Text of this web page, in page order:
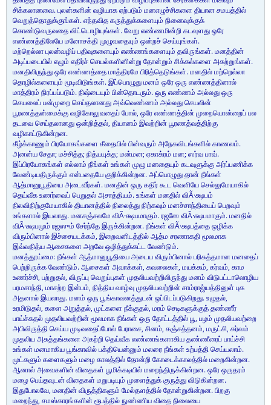
சிக்கலானவை. புலன்களின் வழியாக ஏற்படும் மனஎழுச்சிகளை தியான சமயத்தில்
வெறுத்தொதுக்குங்கள். எந்தவித கருத்துக்களையும் நினைவுக்குக்
கொண்டுவருவதை விட்டொழியுங்கள். வேறு எண்ணமின்றி கடவுளது ஒரே
எண்ணத்திலேயே மனோசக்தி முழுவதையும் ஒன்றச் செய்யுங்கள்.
மற்றெல்லா புலன்வழிப் பதிவுகளையும் எண்ணங்களையும் தவிருங்கள். மனத்தின்
அடிப்படையில் எழும் எதிர்ச் செயல்களினின்று தோன்றும் சிக்கல்களை அகற்றுங்கள்.
மனதிலிருந்து ஒரே எண்ணத்தை மாத்திரமே பிரித்தெடுங்கள். மனதில் மற்றெல்லா
தொழில்களையும் மூடிவிடுங்கள். இப்பொழுது மனம் ஒரே ஒரு எண்ணத்தினால்
மாத்திரம் நிரப்பப்படும். நிஷ்டையும் பின்தொடரும். ஒரு எண்ணம் அல்லது ஒரு
செயலைப் பன்முறை செய்தலானது அவ்வெண்ணம் அல்லது செயலின்
பூரணத்தன்மைக்கு வழிகோலுவதைப் போல், ஒரே எண்ணத்தின் முறையொன்றைப் பல
தடவை செய்தலானது ஒன்றித்தல், தியானம் இவற்றின் பூரணத்வத்திற்கு
வழிகாட்டுகின்றன.
கீழ்க்காணும் பிரயோகங்களை கீதையில் பின்வரும் அநேகவிடங்களில் காணலம்.
அனன்ய சேதா; மச்சித்த; நித்யயுக்த; மன்மன; ஏகாக்ரம் மன; ஸர்வ பாவ்.
இப்பிரயோகங்கள் எல்லாம் நீங்கள் உங்கள் முழு மனதையும் கடவுளுக்கு அர்ப்பணிக்க
வேண்டியதிருக்கும் என்பதையே குறிக்கின்றன. அப்பொழுது தான் நீங்கள்
ஆத்மானுபூதியை அடைவீர்கள். மனதின் ஒரு கதிர் கூட வெளியே செல்லுமேயாகில்
தெய்வீக உணர்வைப் பெறுதல் அசாத்தியம். உங்கள் மனதில் விÃ·க்ஷபம்
நிலவிநிற்குமேயாகில் தியானத்தில் நிலைத்து நிற்கவும் மனச்சாந்தியைப் பெறவும்
உங்களால் இயலாது. மனசஞ்சலமே விÃ·க்ஷபமாகும். ரஜஸே விÃ·க்ஷபமாகும். மனதில்
விÃ·க்ஷபமும் ரஜஸும் சேர்ந்தே இருக்கின்றன. நீங்கள் விÃ·க்ஷபத்தை ஒழிக்க
விரும்பினால் இச்சையடக்கம், இறைவனிடத்தில் ஆத்ம சரணாகதி மூலமாக
இவ்வநித்ய ஆசைகளை அறவே ஒழித்துக்கட்ட வேண்டும்.
மனத்தூய்மை: நீங்கள் ஆத்மானுபூதியை அடைய விரும்பினால் பரிசுத்தமான மனதைப்
பெற்றிருக்க வேண்டும். ஆசைகள் அவாக்கள், கவலைகள், மயக்கம், கர்வம், காம
உணர்ச்சி, பற்றுதல், விருப்பு வெறுப்புகள் முதலியவற்றிலிருந்து மனம் விடுபட்டாலொழிய
பரமசாந்தி, மாசற்ற இன்பம், நித்திய வாழ்வு முதலியவற்றின் சாம்ராஜ்யத்தினுள் புக
அதனால் இயலாது. மனம் ஒரு பூங்காவனத்துடன் ஒப்பிடப்படுகிறது. உழுதல்,
உரமிடுதல், களை அறுத்தல், முட்களை நீக்குதல், மரம் செடிகளுக்குத் தண்ணீர்
பாய்ச்சுதல் முதலியவற்றின் மூலமாக நீங்கள் ஒரு தோட்டத்தில் பூ, பழம் முதலியவற்றை
அபிவிருத்தி செய்ய முடிவதைப்போல் பேராசை, சினம், கஞ்சத்தனம், மருட்சி, கர்வம்
முதலிய அசுத்தங்களை அகற்றி தெய்வீக எண்ணங்களாகிய தண்ணீரைப் பாய்ச்சி
உங்கள் மனமாகிய பூங்காவில் பக்தியென்னும் மலரை நீங்கள் உற்பத்தி செய்யலாம்.
முட்களும் களைகளும் மழை காலத்தில் தோன்றி கோடைக்காலத்தில் மறைகின்றன.
ஆனால் அவைகளின் விதைகள் பூமிக்கடியில் மறைந்திருக்கின்றன. ஒரே ஒருதரம்
மழை பெய்தவுடன் விதைகள் மறுபடியும் முளைத்துக் குருத்து விடுகின்றன.
இதுபோலவே, மனதின் விருத்திகளும் மேல்தளத்தில் தோன்றுகின்றன. பிறகு
மறைந்து, சமஸ்காரங்களின் ரூபத்தில் நுண்ணிய விதை நிலையை